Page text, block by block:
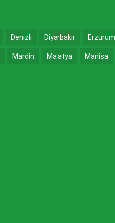
Denizli Diyarbakır Erzurum
Mardin Malatya Manisa